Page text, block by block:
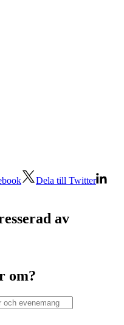
Dela till Twitter
av
om?